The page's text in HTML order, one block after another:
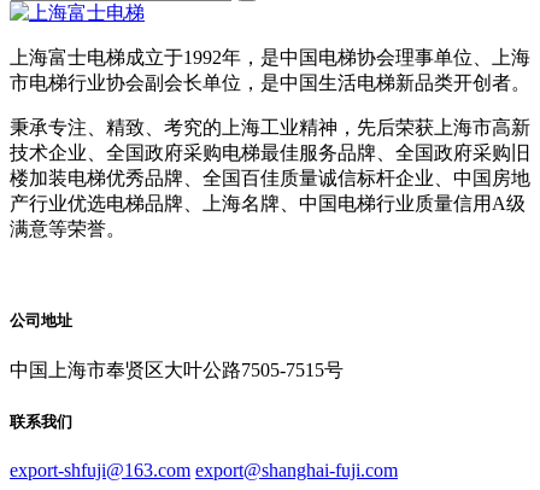
上海富士电梯成立于1992年，是中国电梯协会理事单位、上海
市电梯行业协会副会长单位，是中国生活电梯新品类开创者。
秉承专注、精致、考究的上海工业精神，先后荣获上海市高新
技术企业、全国政府采购电梯最佳服务品牌、全国政府采购旧
楼加装电梯优秀品牌、全国百佳质量诚信标杆企业、中国房地
产行业优选电梯品牌、上海名牌、中国电梯行业质量信用A级
满意等荣誉。
公司地址
中国上海市奉贤区大叶公路7505-7515号
联系我们
export-shfuji@163.com export@shanghai-fuji.com